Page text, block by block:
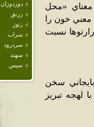
دوزدوزان
زرنق
زنوز
سراب
سردرود
سهند
سيس
«محل
خون را
نسبت
سخن
لهجه تبريز